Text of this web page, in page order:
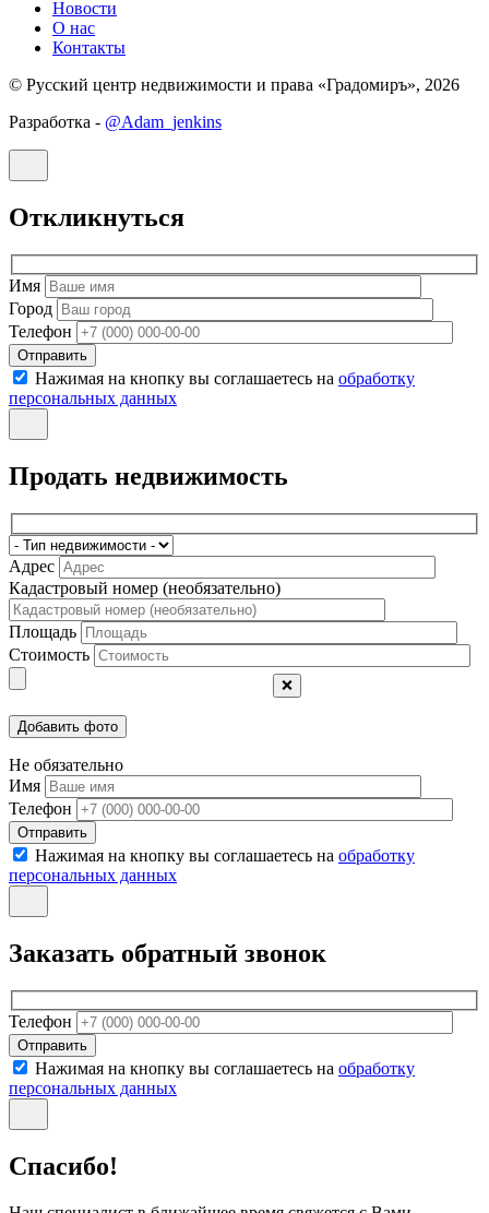
Новости
О нас
Контакты
© Русский центр недвижимости и права «Градомиръ», 2026
Разработка - @Adam_jenkins
Откликнуться
Имя
Город
Телефон
Отправить
Нажимая на кнопку вы соглашаетесь на обработку
персональных данных
Продать недвижимость
Адрес
Кадастровый номер (необязательно)
Площадь
Стоимость
❌
Не обязательно
Имя
Телефон
Отправить
Нажимая на кнопку вы соглашаетесь на обработку
персональных данных
Заказать обратный звонок
Телефон
Отправить
Нажимая на кнопку вы соглашаетесь на обработку
персональных данных
Спасибо!